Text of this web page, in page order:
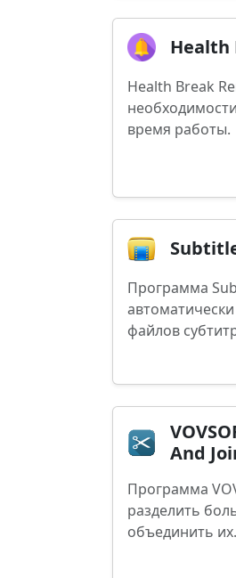
Health
Health Break
время работы.
Программа
файлов
And
Программа
разделить
объединить их.